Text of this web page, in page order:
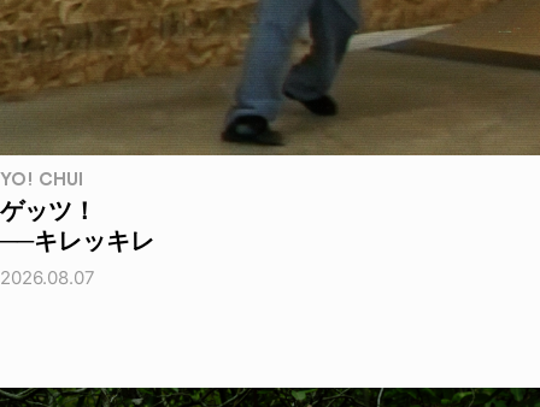
YO! CHUI
ゲッツ！
──キレッキレ
2026.08.07